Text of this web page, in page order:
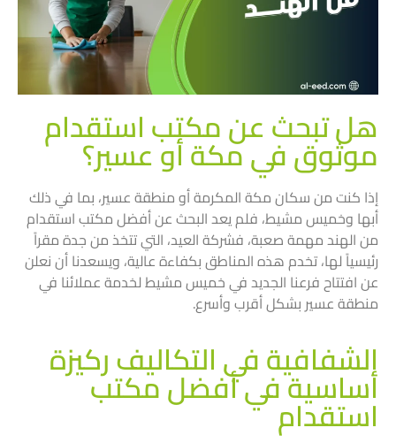
هل تبحث عن مكتب استقدام
موثوق في مكة أو عسير؟
إذا كنت من سكان مكة المكرمة أو منطقة عسير، بما في ذلك
أبها وخميس مشيط، فلم يعد البحث عن أفضل مكتب استقدام
من الهند مهمة صعبة، فشركة العيد، التي تتخذ من جدة مقراً
رئيسياً لها، تخدم هذه المناطق بكفاءة عالية، ويسعدنا أن نعلن
عن افتتاح فرعنا الجديد في خميس مشيط لخدمة عملائنا في
منطقة عسير بشكل أقرب وأسرع.
الشفافية في التكاليف ركيزة
أساسية في أفضل مكتب
استقدام